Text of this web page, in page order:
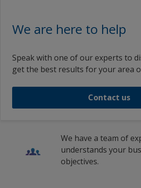
We are here to help
Speak with one of our experts to
get the best results for your area
Contact us
We have a team of
understands your
objectives.